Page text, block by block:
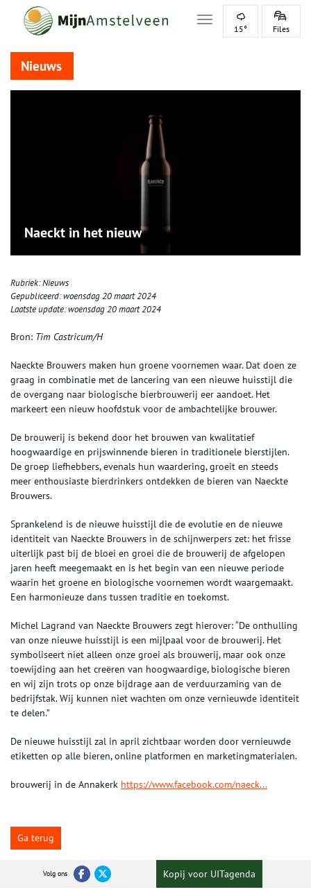
Toggle navigation
15° Files
Nieuws
Naeckt in het nieuw
Rubriek:Nieuws
Gepubliceerd:woensdag 20 maart 2024
Laatste update:woensdag 20 maart 2024
Bron: Tim Castricum/H
Naeckte Brouwers maken hun groene voornemen waar. Dat doen ze
graag in combinatie met de lancering van een nieuwe huisstijl die
de overgang naar biologische bierbrouwerij eer aandoet. Het
markeert een nieuw hoofdstuk voor de ambachtelijke brouwer.
De brouwerij is bekend door het brouwen van kwalitatief
hoogwaardige en prijswinnende bieren in traditionele bierstijlen.
De groep liefhebbers, evenals hun waardering, groeit en steeds
meer enthousiaste bierdrinkers ontdekken de bieren van Naeckte
Brouwers.
Sprankelend is de nieuwe huisstijl die de evolutie en de nieuwe
identiteit van Naeckte Brouwers in de schijnwerpers zet: het frisse
uiterlijk past bij de bloei en groei die de brouwerij de afgelopen
jaren heeft meegemaakt en is het begin van een nieuwe periode
waarin het groene en biologische voornemen wordt waargemaakt.
Een harmonieuze dans tussen traditie en toekomst.
Michel Lagrand van Naeckte Brouwers zegt hierover: “De onthulling
van onze nieuwe huisstijl is een mijlpaal voor de brouwerij. Het
symboliseert niet alleen onze groei als brouwerij, maar ook onze
toewijding aan het creëren van hoogwaardige, biologische bieren
en wij zijn trots op onze bijdrage aan de verduurzaming van de
bedrijfstak. Wij kunnen niet wachten om onze vernieuwde identiteit
te delen.”
De nieuwe huisstijl zal in april zichtbaar worden door vernieuwde
etiketten op alle bieren, online platformen en marketingmaterialen.
brouwerij in de Annakerk https://www.facebook.com/naeck...
Ga terug
Volg ons Kopij voor UITagenda